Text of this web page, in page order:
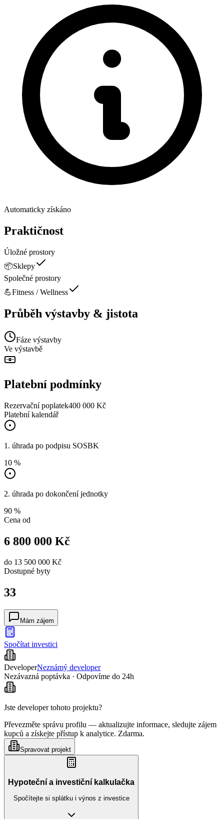
Automaticky získáno
Praktičnost
Úložné prostory
📦Sklepy
Společné prostory
💪Fitness / Wellness
Průběh výstavby & jistota
Fáze výstavby
Ve výstavbě
Platební podmínky
Rezervační poplatek400 000 Kč
Platební kalendář
1. úhrada po podpisu SOSBK
10 %
2. úhrada po dokončení jednotky
90 %
Cena od
6 800 000 Kč
do 13 500 000 Kč
Dostupné byty
33
Mám zájem
Spočítat investici
DeveloperNeznámý developer
Nezávazná poptávka · Odpovíme do 24h
Jste developer tohoto projektu?
Převezměte správu profilu — aktualizujte informace, sledujte zájem
kupců a získejte přístup k analytice. Zdarma.
Spravovat projekt
Hypoteční a investiční kalkulačka
Spočítejte si splátku i výnos z investice